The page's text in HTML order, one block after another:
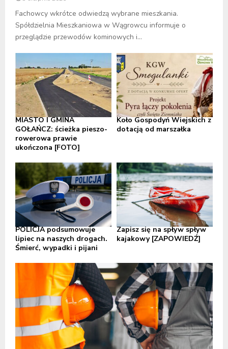
Fachowcy wkrótce odwiedzą wybrane mieszkania.
Spółdzielnia Mieszkaniowa w Wągrowcu informuje o
przeglądzie przewodów kominowych i...
MIASTO I GMINA
GOŁAŃCZ: ścieżka pieszo-
rowerowa prawie
ukończona [FOTO]
Koło Gospodyń Wiejskich z
dotacją od marszałka
POLICJA podsumowuje
lipiec na naszych drogach.
Śmierć, wypadki i pijani
Zapisz się na spływ spływ
kajakowy [ZAPOWIEDŹ]